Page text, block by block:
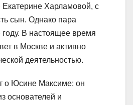
Екатерине Харламовой, с
сын. Однако пара
году. В настоящее время
в Москве и активно
деятельностью.
о Юсине Максиме: он
основателей и